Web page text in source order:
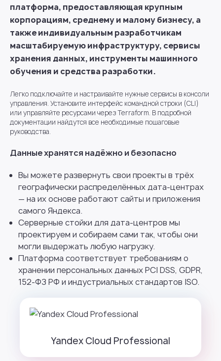
платформа, предоставляющая крупным
корпорациям, среднему и малому бизнесу, а
также индивидуальным разработчикам
масштабируемую инфраструктуру, сервисы
хранения данных, инструменты машинного
обучения и средства разработки.
Легко подключайте и настраивайте нужные сервисы в консоли
управления. Установите интерфейс командной строки (CLI)
или управляйте ресурсами через Terraform. В подробной
документации найдутся все необходимые пошаговые
руководства.
Данные хранятся надёжно и безопасно
Вы можете развернуть свои проекты в трёх
географически распределённых дата-центрах
— на их основе работают сайты и приложения
самого Яндекса.
Серверные стойки для дата-центров мы
проектируем и собираем сами так, чтобы они
могли выдержать любую нагрузку.
Платформа соответствует требованиям о
хранении персональных данных PCI DSS, GDPR,
152-ФЗ РФ и индустриальных стандартов ISO.
Yandex Cloud Professional